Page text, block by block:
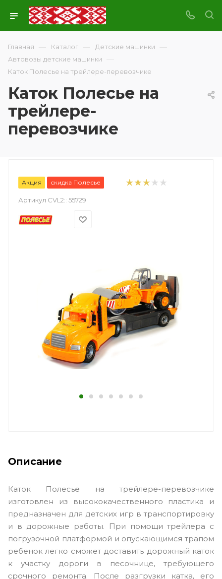
Главная — Каталог — Детские машинки —
Автовозы детские машинки —
Каток Полесье на трейлере-перевозчике
Каток Полесье на
трейлере-
перевозчике
Акция скидка Полесье
Артикул CVL2:: 55729
Описание
Каток Полесье на трейлере-перевозчике
изготовлен из высококачественного пластика и
предназначен для детских игр в транспортировку
и в дорожные работы. При помощи трейлера с
погрузочной платформой и опускающимся трапом
ребенок легко сможет доставить дорожный каток
к участку дороги в песочнице, требующего
срочного ремонта. После разгрузки катка, его